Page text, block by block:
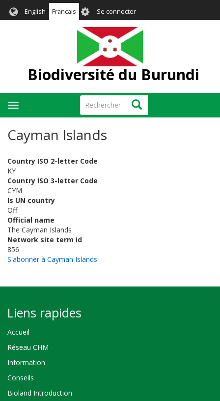
English Français User
account
menu
Se connecter
Biodiversité du Burundi
Rechercher Rechercher
Toggle
navigation
Cayman Islands
Country ISO 2-letter Code
KY
Country ISO 3-letter Code
CYM
Is UN country
Off
Official name
The Cayman Islands
Network site term id
856
S'abonner à Cayman Islands
Liens rapides
Accueil
Réseau CHM
Information
Conseils
Bioland Introduction